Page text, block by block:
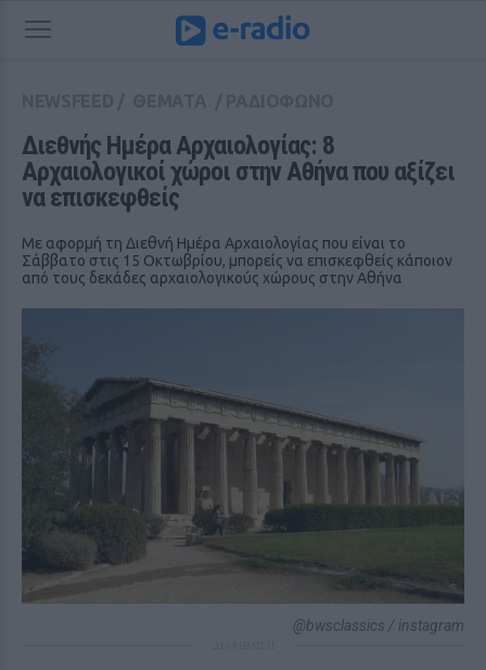
Διεθνής Ημέρα Αρχαιολογίας: 8
Αρχαιολογικοί χώροι στην Αθήνα που αξίζει
να επισκεφθείς
Με αφορμή τη Διεθνή Ημέρα Αρχαιολογίας που είναι το
Σάββατο στις 15 Οκτωβρίου, μπορείς να επισκεφθείς κάποιον
από τους δεκάδες αρχαιολογικούς χώρους στην Αθήνα
@bwsclassics / instagram